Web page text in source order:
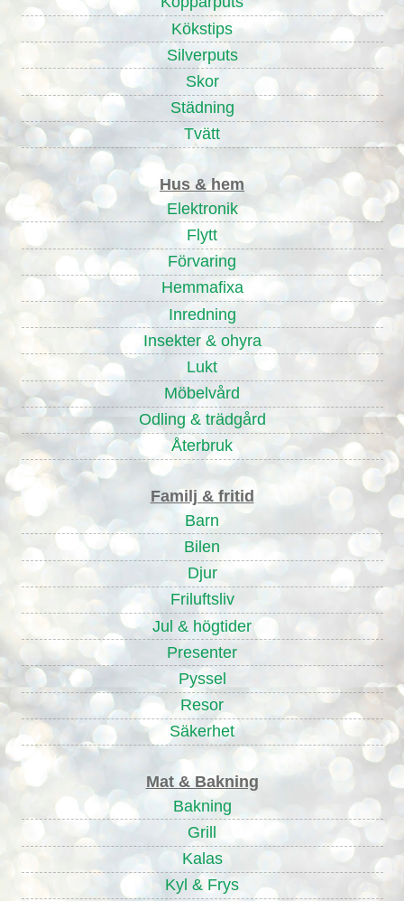
Kökstips
Silverputs
Skor
Städning
Tvätt
Hus & hem
Elektronik
Flytt
Förvaring
Hemmafixa
Inredning
Insekter & ohyra
Lukt
Möbelvård
Odling & trädgård
Återbruk
Familj & fritid
Barn
Bilen
Djur
Friluftsliv
Jul & högtider
Presenter
Pyssel
Resor
Säkerhet
Mat & Bakning
Bakning
Grill
Kalas
Kyl & Frys